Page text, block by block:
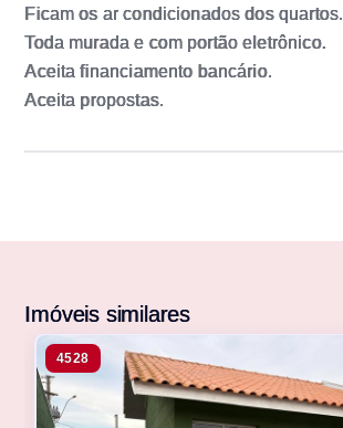
Ficam os ar condicionados dos quartos.
Toda murada e com portão eletrônico.
Aceita financiamento bancário.
Aceita propostas.
Imóveis similares
4528